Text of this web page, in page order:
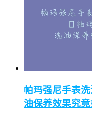
帕玛强尼手表
油保养效果究